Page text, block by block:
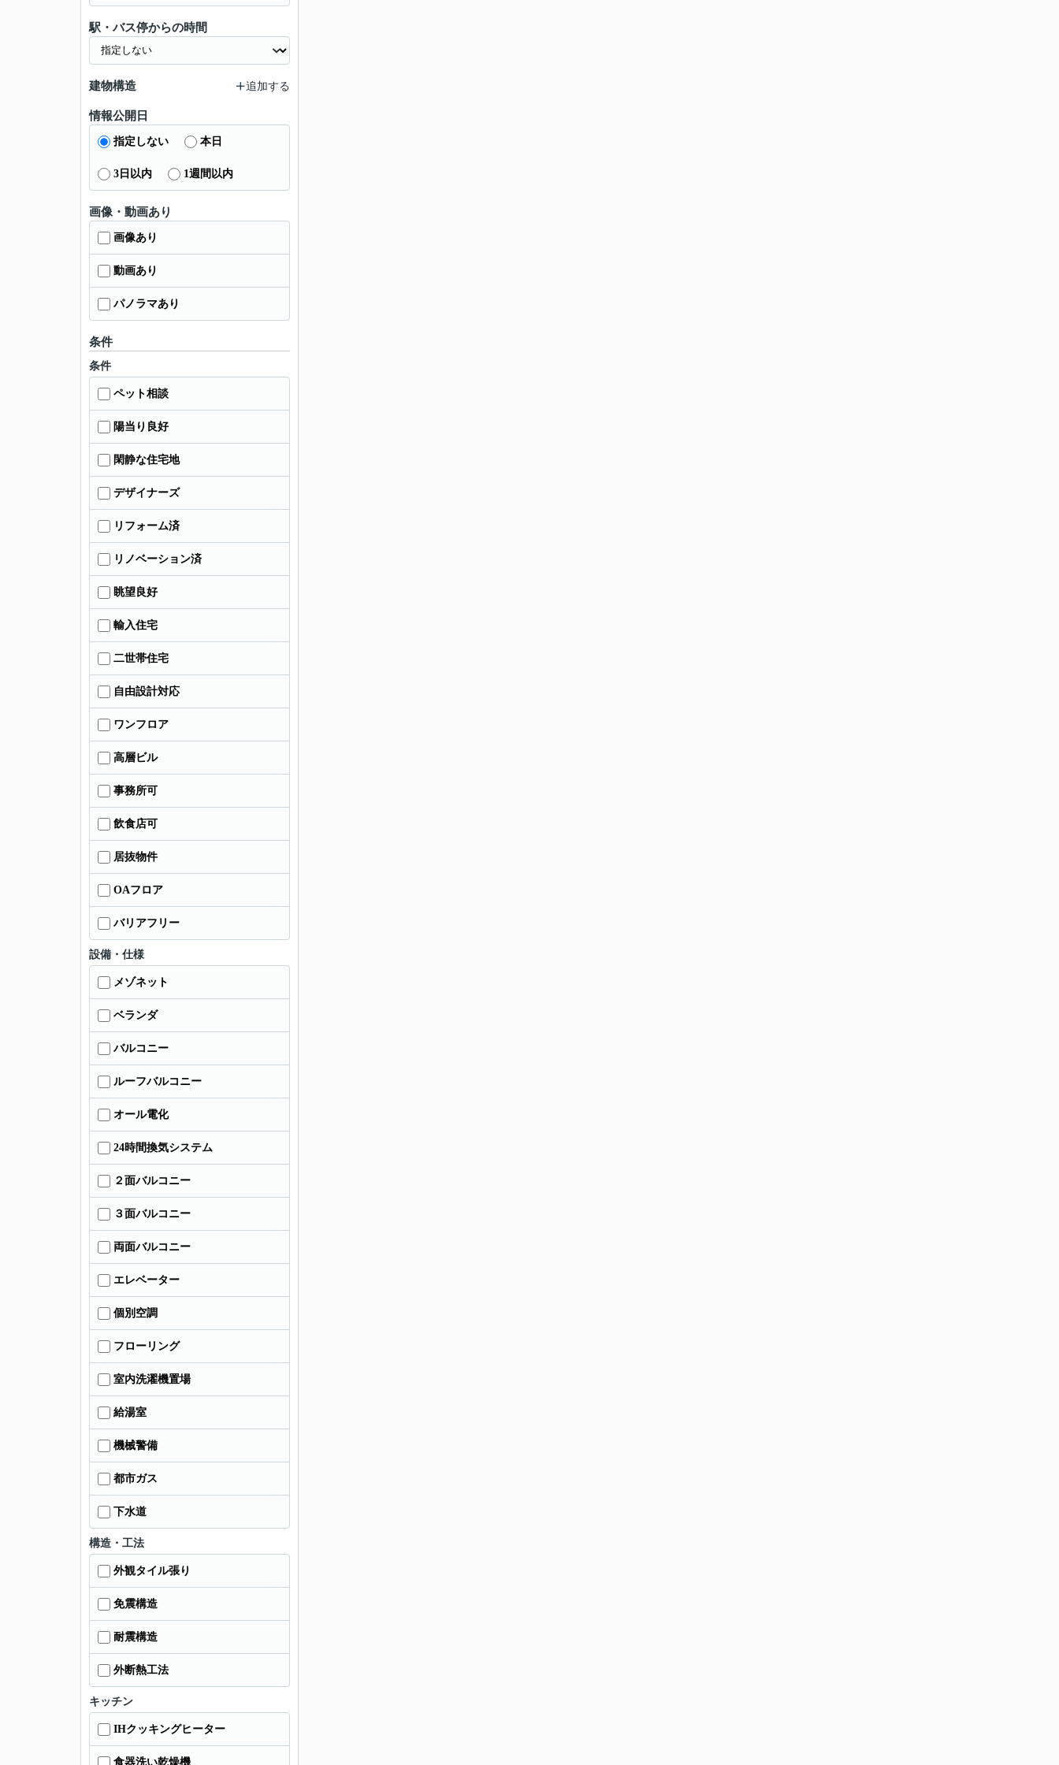
駅・バス停からの時間
建物構造 追加する
情報公開日
指定しない 本日
3日以内 1週間以内
画像・動画あり
画像あり
動画あり
パノラマあり
条件
条件
ペット相談
陽当り良好
閑静な住宅地
デザイナーズ
リフォーム済
リノベーション済
眺望良好
輸入住宅
二世帯住宅
自由設計対応
ワンフロア
高層ビル
事務所可
飲食店可
居抜物件
OAフロア
バリアフリー
設備・仕様
メゾネット
ベランダ
バルコニー
ルーフバルコニー
オール電化
24時間換気システム
２面バルコニー
３面バルコニー
両面バルコニー
エレベーター
個別空調
フローリング
室内洗濯機置場
給湯室
機械警備
都市ガス
下水道
構造・工法
外観タイル張り
免震構造
耐震構造
外断熱工法
キッチン
IHクッキングヒーター
食器洗い乾燥機